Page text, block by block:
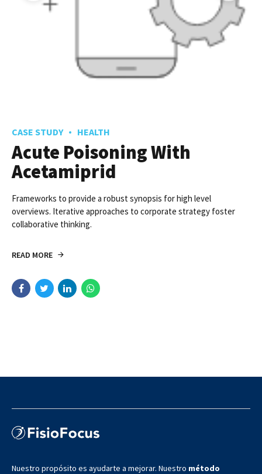
CASE STUDY HEALTH
Acute Poisoning With
Acetamiprid
Frameworks to provide a robust synopsis for high level
overviews. Iterative approaches to corporate strategy foster
collaborative thinking.
READ MORE
Nuestro propósito es ayudarte a mejorar. Nuestro método